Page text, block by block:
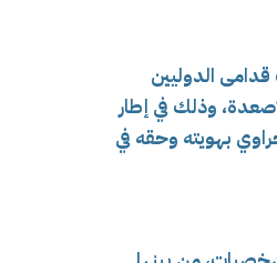
الدوليين
وذلك في إطار
بهويته وحقه في